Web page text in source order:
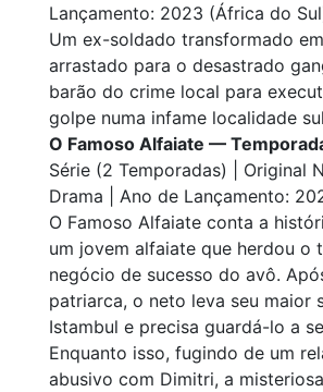
Lançamento: 2023 (África do
Um ex-soldado transformado
arrastado para o desastrado
barão do crime local para
golpe numa infame localidade
O Famoso Alfaiate —
Série (2 Temporadas) | Original
Drama | Ano de Lançamento:
O Famoso Alfaiate conta a
um jovem alfaiate que herdou o
negócio de sucesso do avô.
patriarca, o neto leva seu maior
Istambul e precisa guardá-lo a
Enquanto isso, fugindo de um
abusivo com Dimitri, a